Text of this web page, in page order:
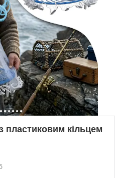
пластиковим кільцем